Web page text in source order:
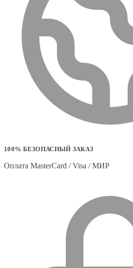
100% БЕЗОПАСНЫЙ ЗАКАЗ
Оплата MasterCard / Visa / МИР